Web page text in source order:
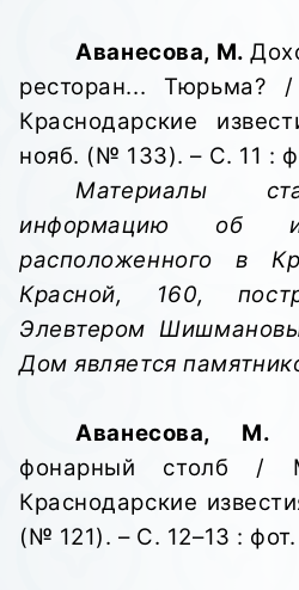
Аванесова, М.
ресторан...
Краснодарские
нояб. (№ 133). – С. 11 :
Материалы
информацию об
расположенного в
Красной, 160,
Элевтером
Дом является
Аванесова, М.
фонарный столб /
Краснодарские
(№ 121). – С. 12–13 : фот.